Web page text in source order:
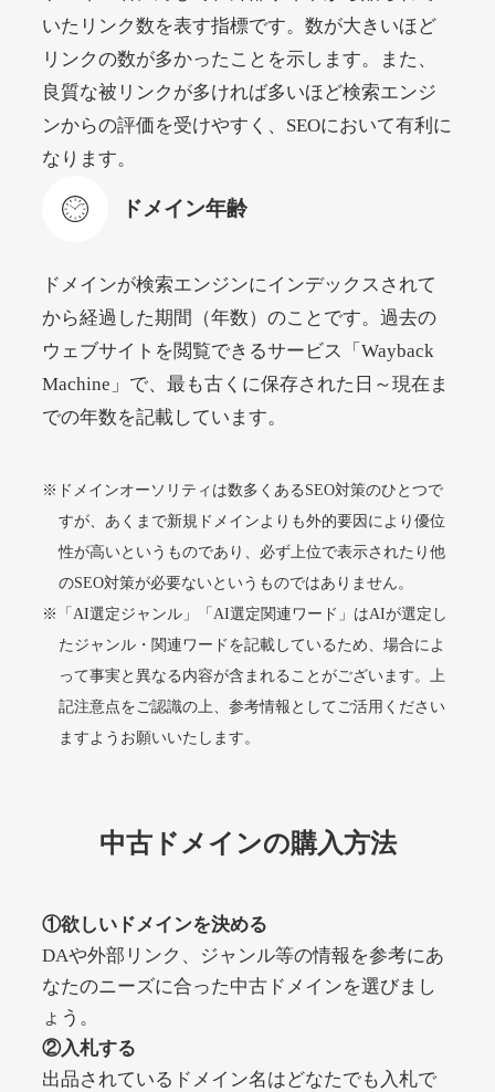
beamie.jp
ジャンルエンターテイメント
DA 52 外部リンク数
4,200円
詳細を見る
themusicnotebook.com
DA52 392
詳細を見る
alprostadil-br.info
ジャンルその他
DA51 外部リンク数 1202 ドメイン年齢1年
入札 0件
詳細を見る
10,800円 入札 0件
debtconsolidationorg.info
いたリンク数を表す指標です。数が大きいほど
リンクの数が多かったことを示します。また、
良質な被リンクが多ければ多いほど検索エンジ
ンからの評価を受けやすく、SEOにおいて有利に
なります。
ドメイン年齢
ドメインが検索エンジンにインデックスされて
から経過した期間（年数）のことです。過去の
ウェブサイトを閲覧できるサービス「Wayback
Machine」で、最も古くに保存された日～現在ま
での年数を記載しています。
※ドメインオーソリティは数多くあるSEO対策のひとつで
すが、あくまで新規ドメインよりも外的要因により優位
性が高いというものであり、必ず上位で表示されたり他
のSEO対策が必要ないというものではありません。
※「AI選定ジャンル」「AI選定関連ワード」はAIが選定し
たジャンル・関連ワードを記載しているため、場合によ
って事実と異なる内容が含まれることがございます。上
記注意点をご認識の上、参考情報としてご活用ください
ますようお願いいたします。
中古ドメインの購入方法
①欲しいドメインを決める
DAや外部リンク、ジャンル等の情報を参考にあ
なたのニーズに合った中古ドメインを選びまし
ょう。
②入札する
出品されているドメイン名はどなたでも入札で